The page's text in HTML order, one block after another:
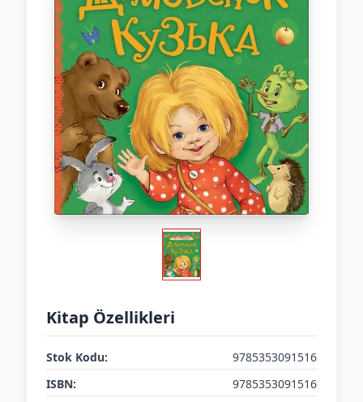
Kitap Özellikleri
Stok Kodu:
9785353091516
ISBN:
9785353091516